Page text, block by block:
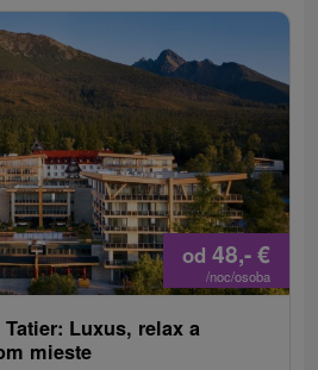
od 48,-€
/noc/osoba
Luxus, relax a
mieste